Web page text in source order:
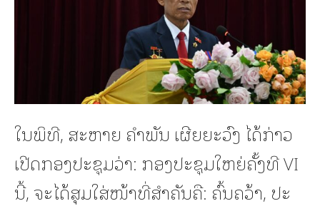
ໃນພິທີ, ສະຫາຍ ຄໍາພັນ ເຜີຍຍະວົງ ໄດ້ກ່າວ
ເປີດກອງປະຊຸມວ່າ: ກອງປະຊຸມໃຫຍ່ຄັ້ງທີ VI
ນີ້, ຈະໄດ້ສຸມໃສ່ໜ້າທີ່ສໍາຄັນຄື: ຄົ້ນຄວ້າ, ປະ